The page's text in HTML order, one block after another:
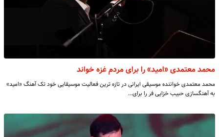
​محمد معتمدی «امید» را برای مردم غزه خواند
​محمد معتمدی خواننده موسیقی ایرانی در تازه ترین فعالیت موسیقایی خود تک آهنگ «امید»
به آهنگسازی حبیب خزایی فر را برای…